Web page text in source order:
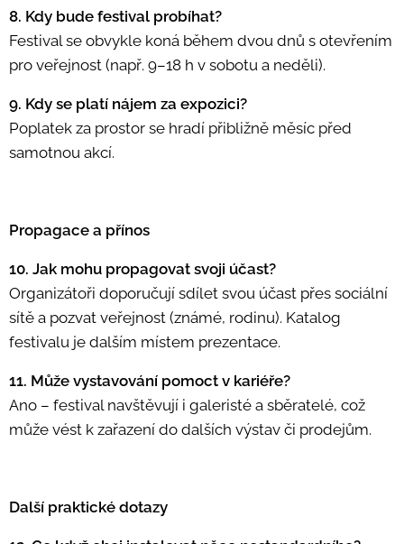
8. Kdy bude festival probíhat?
Festival se obvykle koná během dvou dnů s otevřením
pro veřejnost (např. 9–18 h v sobotu a neděli).
9. Kdy se platí nájem za expozici?
Poplatek za prostor se hradí přibližně měsíc před
samotnou akcí.
Propagace a přínos
10. Jak mohu propagovat svoji účast?
Organizátoři doporučují sdílet svou účast přes sociální
sítě a pozvat veřejnost (známé, rodinu). Katalog
festivalu je dalším místem prezentace.
11. Může vystavování pomoct v kariéře?
Ano – festival navštěvují i galeristé a sběratelé, což
může vést k zařazení do dalších výstav či prodejům.
Další praktické dotazy